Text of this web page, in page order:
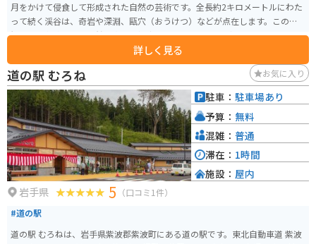
月をかけて侵食して形成された自然の芸術です。全長約2キロメートルにわた
って続く渓谷は、奇岩や深淵、甌穴（おうけつ）などが点在します。この景
観は国の名勝および天然記念物に指定されています。 見どころは、「空飛ぶ
団子」と呼ばれる名物です。滝見台から対岸の茶屋に向かって注文すると、
ワイヤーを使って団子が届けられるユニークな体験が楽しめます。また、遊
歩道が整備されており、吊り橋から上流と下流の異なる景観を楽しむことが
できます。春の新緑や秋の紅葉シーズンは特に美しく、多くの観光客が訪れ
ます。また、周辺には道の駅厳美渓や温泉施設もあり、一日を通して楽しむ
ことができます。
詳しく見る
道の駅 むろね お気に入り
岩手県 5 （口コミ1件）
#道の駅
道の駅 むろねは、岩手県紫波郡紫波町にある道の駅です。東北自動車道 紫波
駐車： 駐車場あり
予算： 無料
混雑： 普通
滞在： 1時間
施設： 屋内